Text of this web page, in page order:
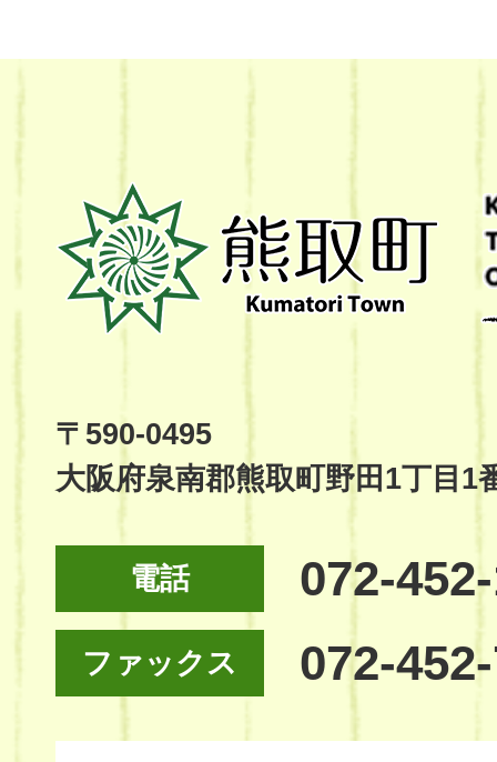
熊
取
町
Kumatori
Site
〒590-0495
大阪府泉南郡熊取町野田1丁目1
電話 072-
ファックス 072-